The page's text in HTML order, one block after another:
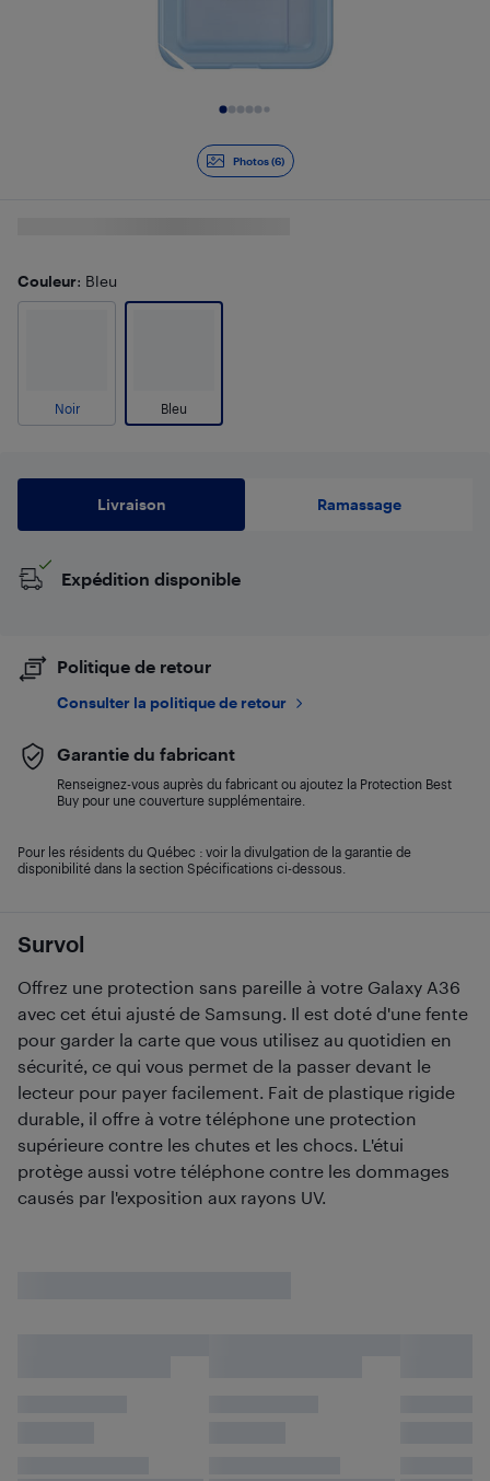
Photos (6)
Survol
Offrez une protection sans pareille à votre Galaxy A36
avec cet étui ajusté de Samsung. Il est doté d'une fente
pour garder la carte que vous utilisez au quotidien en
sécurité, ce qui vous permet de la passer devant le
lecteur pour payer facilement. Fait de plastique rigide
durable, il offre à votre téléphone une protection
supérieure contre les chutes et les chocs. L'étui
protège aussi votre téléphone contre les dommages
causés par l'exposition aux rayons UV.
Couleur: Bleu
Noir Bleu
Livraison Ramassage
Expédition disponible
Politique de retour
Consulter la politique de retour
Garantie du fabricant
Renseignez-vous auprès du fabricant ou ajoutez la Protection Best
Buy pour une couverture supplémentaire.
Pour les résidents du Québec : voir la divulgation de la garantie de
disponibilité dans la section Spécifications ci-dessous.